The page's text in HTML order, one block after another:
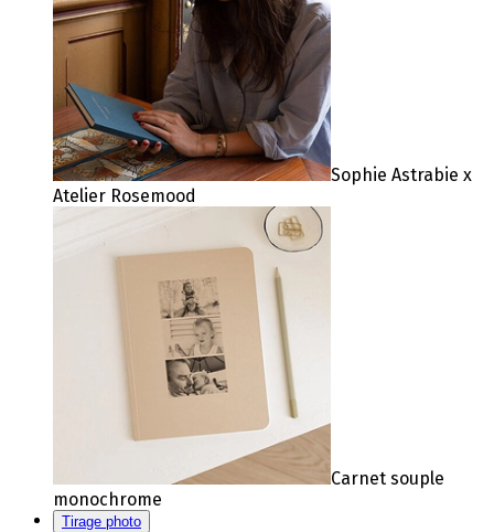
Sophie Astrabie x
Atelier Rosemood
Carnet souple
monochrome
Tirage photo